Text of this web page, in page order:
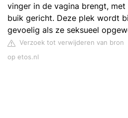
vinger in de vagina brengt,
buik gericht. Deze plek wordt
gevoelig als ze seksueel
Verzoek tot verwijderen van bron
op etos.nl